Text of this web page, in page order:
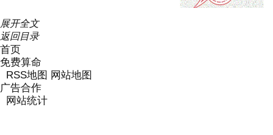
展开全文
返回目录
首页
免费算命
RSS地图 网站地图
广告合作
网站统计